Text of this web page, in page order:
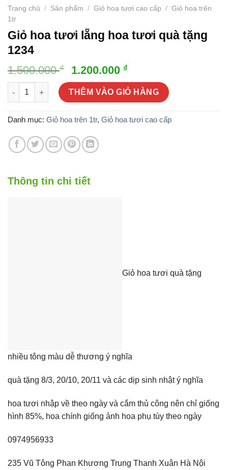
Trang chủ / Sản phẩm / Giỏ hoa tươi cao cấp / Giỏ hoa trên
1tr
Giỏ hoa tươi lẵng hoa tươi quà tặng
1234
1.500.000₫
Giá
gốc
là:
1.500.000 ₫.
1.200.000 ₫Giá
hiện
tại
là:
1.200.000 ₫.
Giỏ hoa tươi lẵng hoa tươi quà tặng 1234 số lượng
THÊM VÀO GIỎ HÀNG
Danh mục: Giỏ hoa trên 1tr, Giỏ hoa tươi cao cấp
Thông tin chi tiết
Giỏ hoa tươi quà tặng
nhiều tông màu dễ thương ý nghĩa
quà tặng 8/3, 20/10, 20/11 và các dịp sinh nhật ý nghĩa
hoa tươi nhập về theo ngày và cắm thủ công nên chỉ giống
hình 85%, hoa chính giống ảnh hoa phụ tùy theo ngày
0974956933
235 Vũ Tông Phan Khương Trung Thanh Xuân Hà Nội